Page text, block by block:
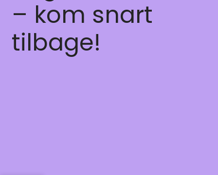
– kom snart
tilbage!